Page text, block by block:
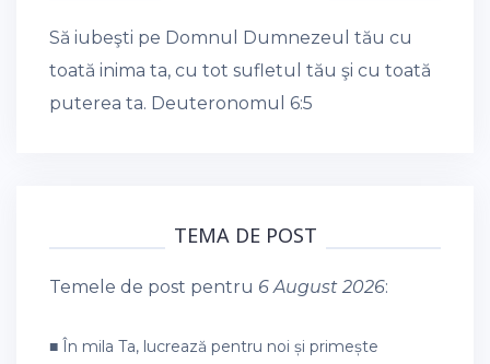
Să iubeşti pe Domnul Dumnezeul tău cu
toată inima ta, cu tot sufletul tău şi cu toată
puterea ta. Deuteronomul 6:5
TEMA DE POST
Temele de post pentru 6 August 2026:
■ În mila Ta, lucrează pentru noi și primește